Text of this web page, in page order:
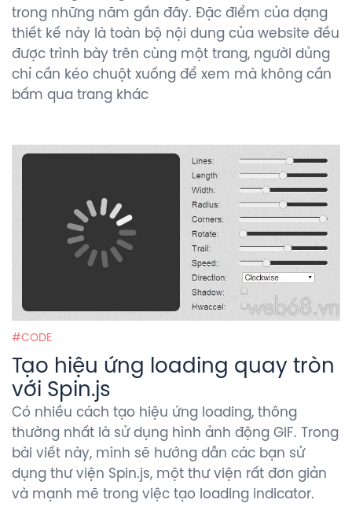
trong những năm gần đây. Đặc điểm của dạng
thiết kế này là toàn bộ nội dung của website đều
được trình bày trên cùng một trang, người dủng
chỉ cần kéo chuột xuống để xem mà không cần
bấm qua trang khác
CODE
Tạo hiệu ứng loading quay tròn
với Spin.js
Có nhiều cách tạo hiệu ứng loading, thông
thường nhất là sử dụng hình ảnh động GIF. Trong
bài viết này, mình sẽ hướng dẫn các bạn sử
dụng thư viện Spin.js, một thư viện rất đơn giản
và mạnh mẽ trong việc tạo loading indicator.